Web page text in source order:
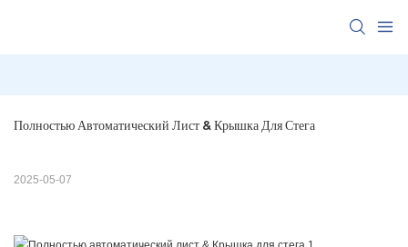
Полностью Автоматический Лист & Крышка Для Стега
2025-05-07